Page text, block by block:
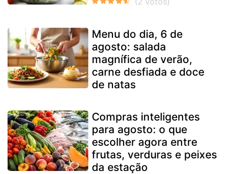
Menu do dia, 6 de
agosto: salada
magnífica de verão,
carne desfiada e doce
de natas
Compras inteligentes
para agosto: o que
escolher agora entre
frutas, verduras e peixes
da estação